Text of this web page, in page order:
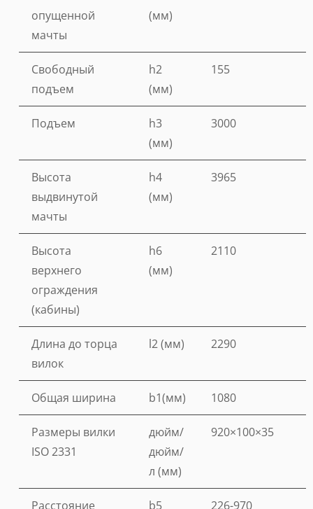
опущенной
мачты
(мм)
Свободный
подъем
h2
(мм)
155
Подъем
h3
(мм)
3000
Высота
выдвинутой
мачты
h4
(мм)
3965
Высота
верхнего
ограждения
(кабины)
h6
(мм)
2110
Длина до торца
вилок
l2 (мм) 2290
Общая ширина b1(мм) 1080
Размеры вилки
ISO 2331
дюйм/
дюйм/
л (мм)
920×100×35
Расстояние
b5
226-970